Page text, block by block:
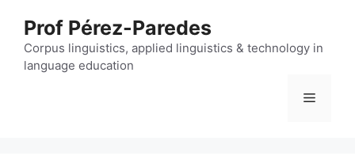
content
Prof Pérez-Paredes
Corpus linguistics, applied linguistics & technology in
language education
Menu